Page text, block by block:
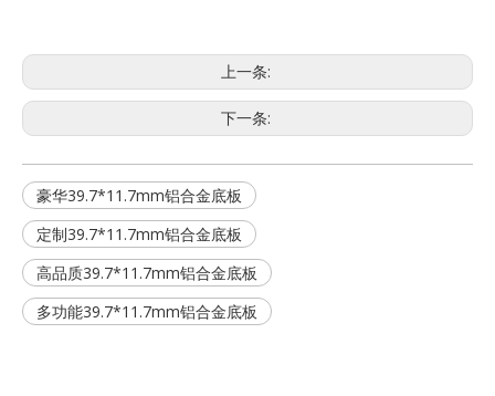
上一条:
下一条:
豪华39.7*11.7mm铝合金底板
定制39.7*11.7mm铝合金底板
高品质39.7*11.7mm铝合金底板
多功能39.7*11.7mm铝合金底板